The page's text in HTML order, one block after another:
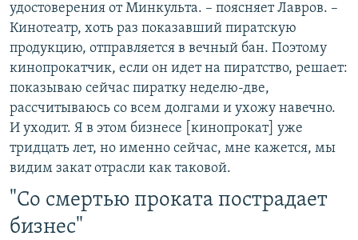
удостоверения от Минкульта. – поясняет Лавров. –
Кинотеатр, хоть раз показавший пиратскую
продукцию, отправляется в вечный бан. Поэтому
кинопрокатчик, если он идет на пиратство, решает:
показываю сейчас пиратку неделю-две,
рассчитываюсь со всем долгами и ухожу навечно.
И уходит. Я в этом бизнесе [кинопрокат] уже
тридцать лет, но именно сейчас, мне кажется, мы
видим закат отрасли как таковой.
"Со смертью проката пострадает
бизнес"